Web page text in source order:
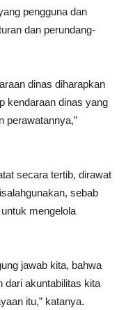
pengguna dan
dan perundang-
dinas diharapkan
kendaraan dinas yang
perawatannya,”
secara tertib, dirawat
sebab
mengelola
jawab kita, bahwa
dari akuntabilitas kita
itu,” katanya.